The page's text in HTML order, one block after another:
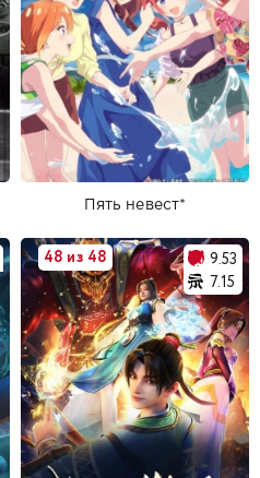
Пять невест*
48 из 48
9.53
7.15